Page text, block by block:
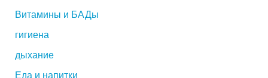
Витамины и БАДы
гигиена
дыхание
Еда и напитки